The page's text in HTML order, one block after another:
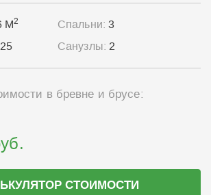
М2 Спальни:3
Санузлы:2
в бревне и брусе:
СТОИМОСТИ